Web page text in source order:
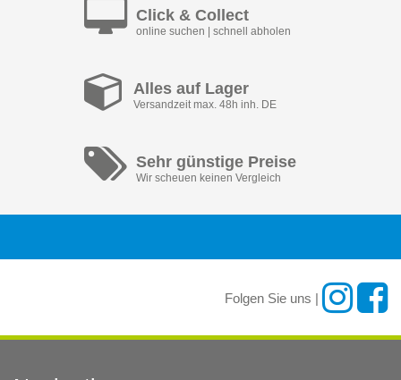
Click & Collect
online suchen | schnell abholen
Alles auf Lager
Versandzeit max. 48h inh. DE
Sehr günstige Preise
Wir scheuen keinen Vergleich
Folgen Sie uns |